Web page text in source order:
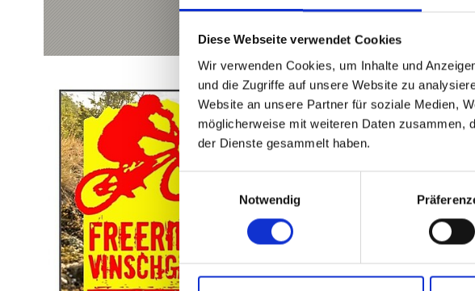
Diese Webseite verwendet Cookies
Wir verwenden Cookies, um Inhalte und
und die Zugriffe auf unsere Website zu
Website an unsere Partner für soziale Medien,
möglicherweise mit weiteren Daten zusammen,
der Dienste gesammelt haben.
Notwendig